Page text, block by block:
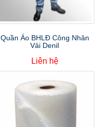
Quần Áo BHLĐ Công Nhân
Vải Denil
Liên hệ